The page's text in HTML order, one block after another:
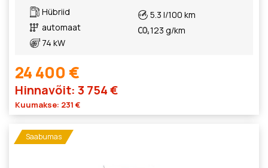
Hübriid
automaat
74 kW
5.3 l/100 km
123 g/km
24 400 €
Hinnavõit: 3 754 €
Kuumakse: 231 €
Saabumas